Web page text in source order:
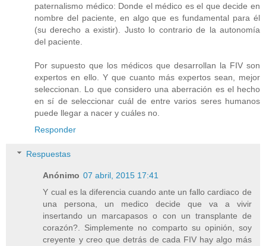
paternalismo médico: Donde el médico es el que decide en
nombre del paciente, en algo que es fundamental para él
(su derecho a existir). Justo lo contrario de la autonomía
del paciente.
Por supuesto que los médicos que desarrollan la FIV son
expertos en ello. Y que cuanto más expertos sean, mejor
seleccionan. Lo que considero una aberración es el hecho
en sí de seleccionar cuál de entre varios seres humanos
puede llegar a nacer y cuáles no.
Responder
Respuestas
Anónimo 07 abril, 2015 17:41
Y cual es la diferencia cuando ante un fallo cardiaco de
una persona, un medico decide que va a vivir
insertando un marcapasos o con un transplante de
corazón?. Simplemente no comparto su opinión, soy
creyente y creo que detrás de cada FIV hay algo más